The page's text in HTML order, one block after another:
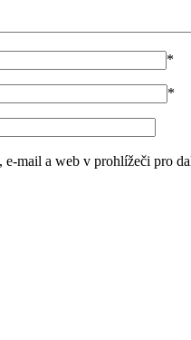
*
*
mail a web v prohlížeči pro